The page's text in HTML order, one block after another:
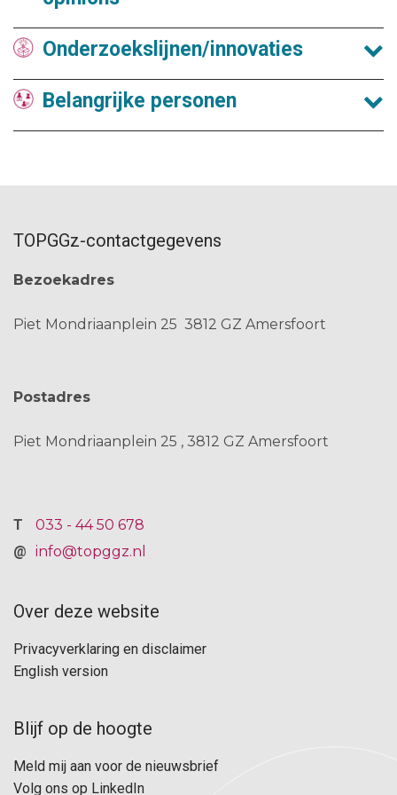
Onderzoekslijnen/innovaties
Belangrijke personen
TOPGGz-contactgegevens
Bezoekadres
Piet Mondriaanplein 25 3812 GZ Amersfoort
Postadres
Piet Mondriaanplein 25 3812 GZ Amersfoort
033 - 44 50 678
info@topggz.nl
o
t
e
Over deze website
Privacyverklaring en disclaimer
English version
o
Blijf op de hoogte
Meld mij aan voor de nieuwsbrief
Volg ons op LinkedIn